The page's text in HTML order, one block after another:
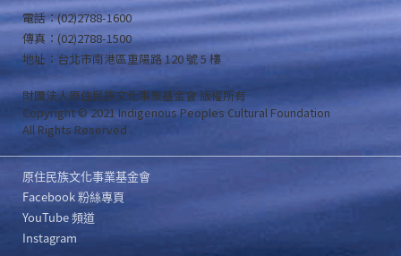
電話：(02)2788-1600
傳真：(02)2788-1500
地址：台北市南港區重陽路 120 號 5 樓
財團法人原住民族文化事業基金會 版權所有
Copyright © 2021 Indigenous Peoples Cultural Foundation
All Rights Reserved .
原住民族文化事業基金會
Facebook 粉絲專頁
YouTube 頻道
Instagram